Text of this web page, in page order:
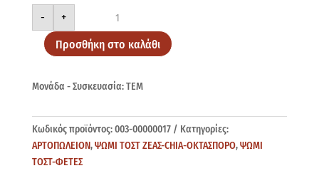
-
ΚΑΡΑΜΟΛΕΓΚΟΣ
500gr
ποσότητα
+
Προσθήκη στο καλάθι
Μονάδα - Συσκευασία: ΤΕΜ
Κωδικός προϊόντος:003-00000017
Κατηγορίες:
ΑΡΤΟΠΩΛΕΙΟΝ,ΨΩΜΙ ΤΟΣΤ ΖΕΑΣ-CHIA-ΟΚΤΑΣΠΟΡΟ,ΨΩΜΙ
ΤΟΣΤ-ΦΕΤΕΣ